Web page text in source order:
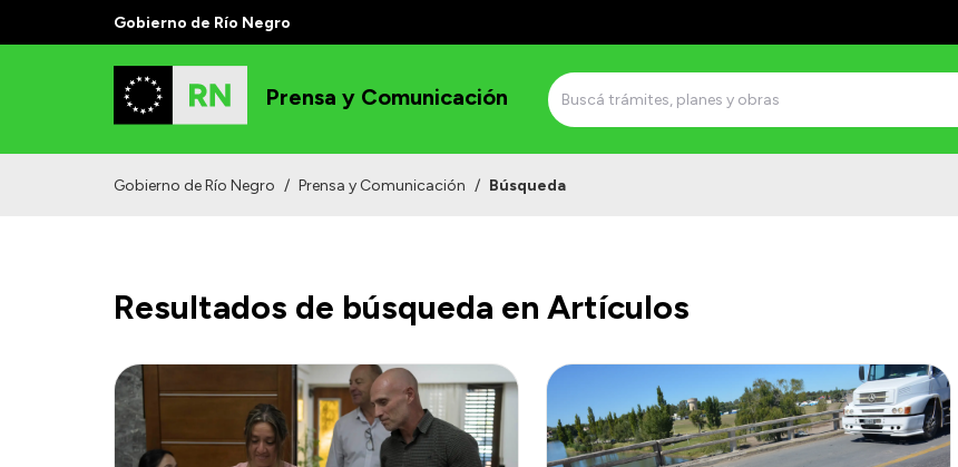
Gobierno de Río Negro
Prensa y Comunicación
Gobierno de Río Negro / Prensa y Comunicación / Búsqueda
Resultados de búsqueda en Artículos